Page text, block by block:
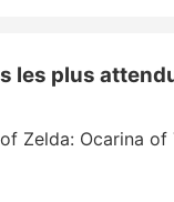
les plus
Zelda: Ocarina of